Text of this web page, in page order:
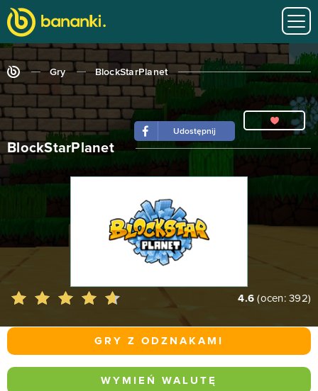
Gry BlockStarPlanet
Udostępnij
BlockStarPlanet
4.6 (ocen: 392)
GRY Z ODZNAKAMI
WYMIEŃ WALUTĘ